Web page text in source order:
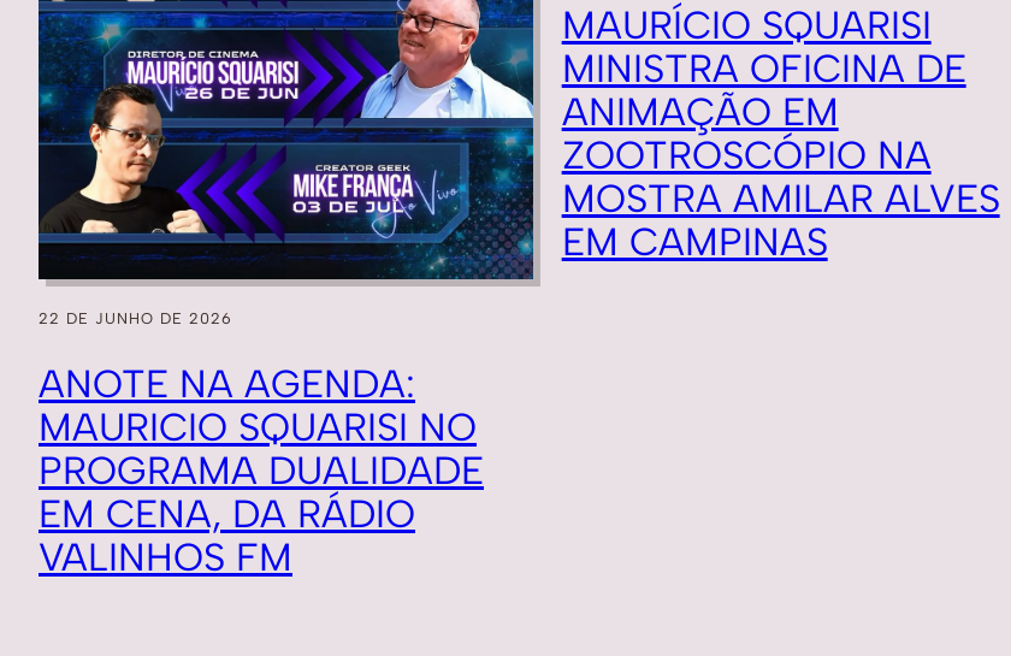
22 DE JUNHO DE 2026
ANOTE NA AGENDA:
MAURICIO SQUARISI NO
PROGRAMA DUALIDADE
EM CENA, DA RÁDIO
VALINHOS FM
MAURÍCIO SQUARISI
MINISTRA OFICINA DE
ANIMAÇÃO EM
ZOOTROSCÓPIO NA
MOSTRA AMILAR ALVES
EM CAMPINAS